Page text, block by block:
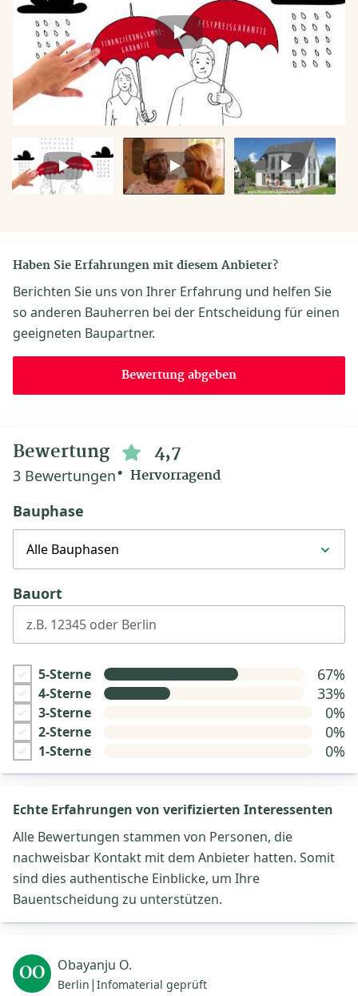
Video
Video
2
Video
3
Haben Sie Erfahrungen mit diesem Anbieter?
Berichten Sie uns von Ihrer Erfahrung und helfen Sie
so anderen Bauherren bei der Entscheidung für einen
geeigneten Baupartner.
Bewertung abgeben
Bewertung 4,7
3 Bewertungen Hervorragend
Bauphase
Alle Bauphasen
Bauort
z.B. 12345 oder Berlin
5-Sterne 67%
4-Sterne 33%
3-Sterne 0%
2-Sterne 0%
1-Sterne 0%
Echte Erfahrungen von verifizierten Interessenten
Alle Bewertungen stammen von Personen, die
nachweisbar Kontakt mit dem Anbieter hatten. Somit
sind dies authentische Einblicke, um Ihre
Bauentscheidung zu unterstützen.
OO Obayanju O.
Berlin | Infomaterial geprüft